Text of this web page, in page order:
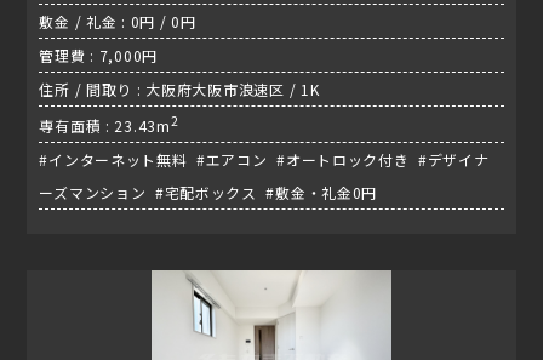
敷金 / 礼金 : 0円 / 0円
管理費 : 7,000円
住所 / 間取り : 大阪府大阪市浪速区 / 1K
専有面積 : 23.43m2
#インターネット無料 #エアコン #オートロック付き #デザイナ
ーズマンション #宅配ボックス #敷金・礼金0円